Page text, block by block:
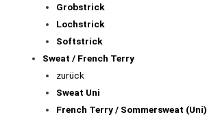
Grobstrick
Lochstrick
Softstrick
Sweat / French Terry
zurück
Sweat Uni
French Terry / Sommersweat (Uni)